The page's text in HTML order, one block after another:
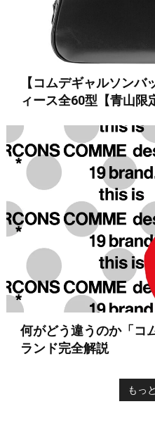
【コムデギャルソン
ィース全60型【青山限
何がどう違うのか「コ
ランド完全解説
もっ